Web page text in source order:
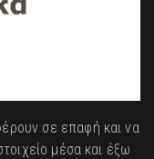
σε επαφή και να
μέσα και έξω